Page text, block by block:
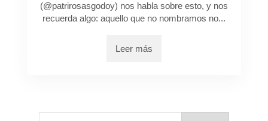
(@patrirosasgodoy) nos habla sobre esto, y nos
recuerda algo: aquello que no nombramos no...
Leer más